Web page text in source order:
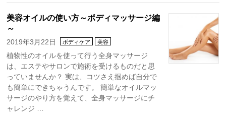
美容オイルの使い方～ボディマッサージ編
～
2019年3月22日 ボディケア 美容
植物性のオイルを使って行う全身マッサージ
は、エステやサロンで施術を受けるものだと思
っていませんか？ 実は、コツさえ掴めば自分で
も簡単にできちゃうんです。 簡単なオイルマッ
サージのやり方を覚えて、全身マッサージにチ
ャレンジ …